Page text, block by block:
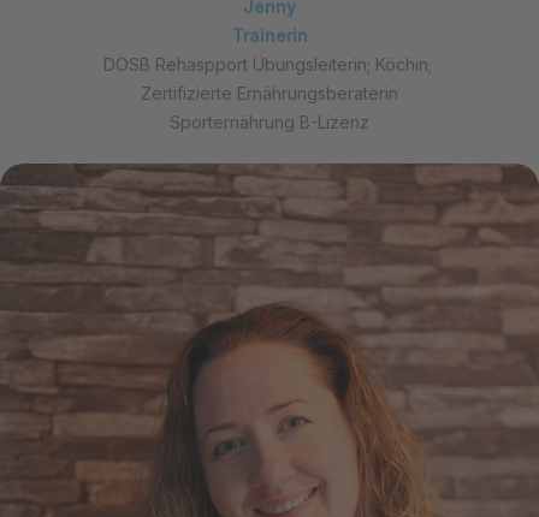
Jenny
Trainerin
DOSB Rehaspport Übungsleiterin; Köchin;
Zertifizierte Ernährungsberaterin
Sporternährung B-Lizenz